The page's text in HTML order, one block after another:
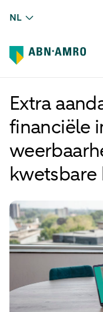
NL
Extra
financiële
kwetsbare